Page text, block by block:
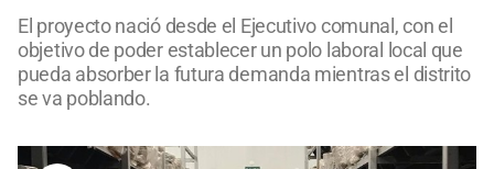
El proyecto nació desde el Ejecutivo comunal, con el
objetivo de poder establecer un polo laboral local que
pueda absorber la futura demanda mientras el distrito
se va poblando.